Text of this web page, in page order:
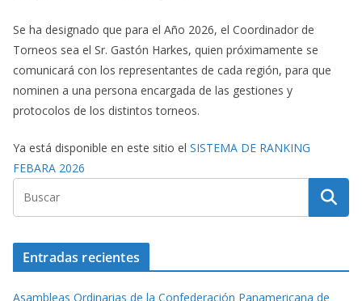
Se ha designado que para el Año 2026, el Coordinador de
Torneos sea el Sr. Gastón Harkes, quien próximamente se
comunicará con los representantes de cada región, para que
nominen a una persona encargada de las gestiones y
protocolos de los distintos torneos.
Ya está disponible en este sitio el SISTEMA DE RANKING
FEBARA 2026
Entradas recientes
Asambleas Ordinarias de la Confederación Panamericana de